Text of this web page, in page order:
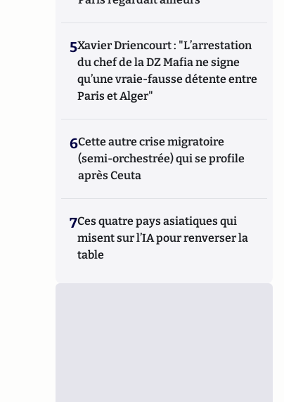
5Xavier Driencourt : "L’arrestation
du chef de la DZ Mafia ne signe
qu’une vraie-fausse détente entre
Paris et Alger"
6Cette autre crise migratoire
(semi-orchestrée) qui se profile
après Ceuta
7Ces quatre pays asiatiques qui
misent sur l’IA pour renverser la
table